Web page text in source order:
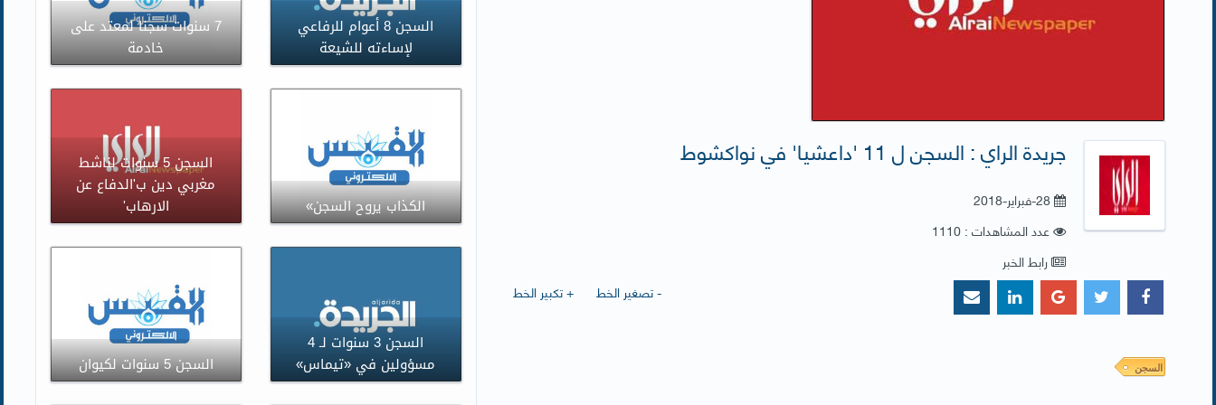
جريدة الراي : السجن ل 11 'داعشيا' في نواكشوط
28-فبراير-2018
عدد المشاهدات : 1110
رابط الخبر
+ تكبير الخط
- تصغير الخط
السجن
7 سنوات سجنا لمعتد على
خادمة
السجن 8 أعوام للرفاعي
لإساءته للشيعة
السجن 5 سنوات لناشط
مغربي دين ب'الدفاع عن
الارهاب'
الكذاب يروح السجن»
السجن 5 سنوات لكيوان
السجن 3 سنوات لـ 4
مسؤولين في «تيماس»